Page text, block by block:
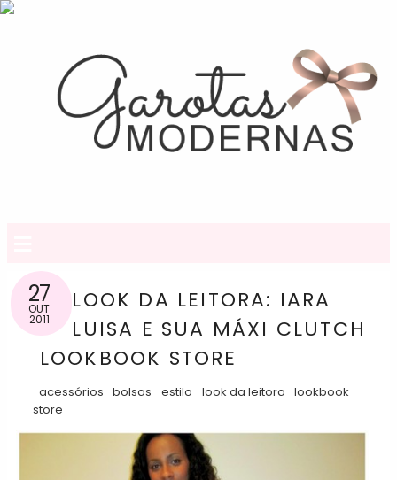
27
OUT
2011
LOOK DA LEITORA: IARA
LUISA E SUA MÁXI CLUTCH
LOOKBOOK STORE
acessórios bolsas estilo look da leitora
lookbook
store